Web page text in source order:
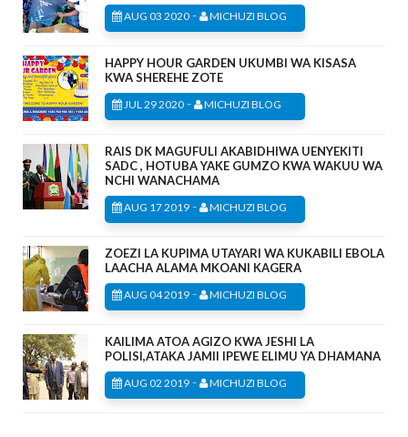
AUG 03 2020 - MICHUZI BLOG
HAPPY HOUR GARDEN UKUMBI WA KISASA
KWA SHEREHE ZOTE
JUL 29 2020 - MICHUZI BLOG
RAIS DK MAGUFULI AKABIDHIWA UENYEKITI
SADC , HOTUBA YAKE GUMZO KWA WAKUU WA
NCHI WANACHAMA
AUG 17 2019 - MICHUZI BLOG
ZOEZI LA KUPIMA UTAYARI WA KUKABILI EBOLA
LAACHA ALAMA MKOANI KAGERA
AUG 04 2019 - MICHUZI BLOG
KAILIMA ATOA AGIZO KWA JESHI LA
POLISI,ATAKA JAMII IPEWE ELIMU YA DHAMANA
AUG 02 2019 - MICHUZI BLOG